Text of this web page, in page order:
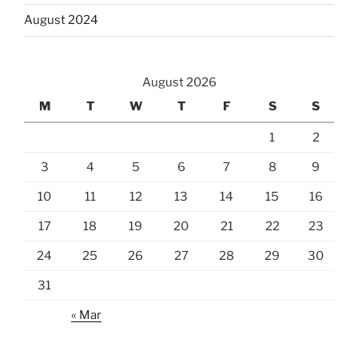
August 2024
August 2026
M
T W T F S S
1 2
3 4 5 6 7 8 9
10 11 12 13 14 15 16
17 18 19 20 21 22 23
24 25 26 27 28 29 30
31
« Mar